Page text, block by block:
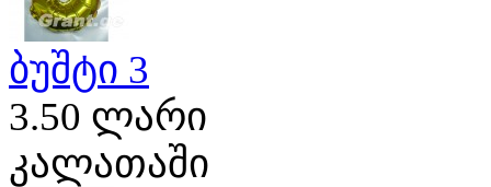
ბუშტი 3
3.50 ლარი
კალათაში